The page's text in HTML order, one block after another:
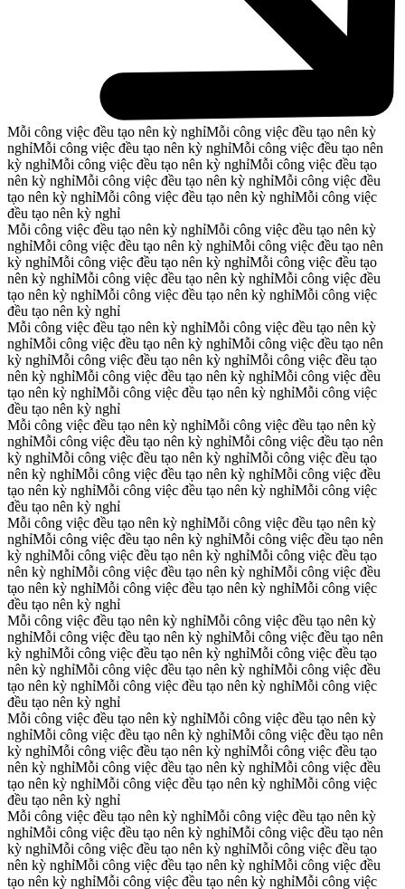
Mỗi công việc đều tạo nên kỳ nghỉMỗi công việc đều tạo nên kỳ
nghỉMỗi công việc đều tạo nên kỳ nghỉMỗi công việc đều tạo nên
kỳ nghỉMỗi công việc đều tạo nên kỳ nghỉMỗi công việc đều tạo
nên kỳ nghỉMỗi công việc đều tạo nên kỳ nghỉMỗi công việc đều
tạo nên kỳ nghỉMỗi công việc đều tạo nên kỳ nghỉMỗi công việc
đều tạo nên kỳ nghỉ
Mỗi công việc đều tạo nên kỳ nghỉMỗi công việc đều tạo nên kỳ
nghỉMỗi công việc đều tạo nên kỳ nghỉMỗi công việc đều tạo nên
kỳ nghỉMỗi công việc đều tạo nên kỳ nghỉMỗi công việc đều tạo
nên kỳ nghỉMỗi công việc đều tạo nên kỳ nghỉMỗi công việc đều
tạo nên kỳ nghỉMỗi công việc đều tạo nên kỳ nghỉMỗi công việc
đều tạo nên kỳ nghỉ
Mỗi công việc đều tạo nên kỳ nghỉMỗi công việc đều tạo nên kỳ
nghỉMỗi công việc đều tạo nên kỳ nghỉMỗi công việc đều tạo nên
kỳ nghỉMỗi công việc đều tạo nên kỳ nghỉMỗi công việc đều tạo
nên kỳ nghỉMỗi công việc đều tạo nên kỳ nghỉMỗi công việc đều
tạo nên kỳ nghỉMỗi công việc đều tạo nên kỳ nghỉMỗi công việc
đều tạo nên kỳ nghỉ
Mỗi công việc đều tạo nên kỳ nghỉMỗi công việc đều tạo nên kỳ
nghỉMỗi công việc đều tạo nên kỳ nghỉMỗi công việc đều tạo nên
kỳ nghỉMỗi công việc đều tạo nên kỳ nghỉMỗi công việc đều tạo
nên kỳ nghỉMỗi công việc đều tạo nên kỳ nghỉMỗi công việc đều
tạo nên kỳ nghỉMỗi công việc đều tạo nên kỳ nghỉMỗi công việc
đều tạo nên kỳ nghỉ
Mỗi công việc đều tạo nên kỳ nghỉMỗi công việc đều tạo nên kỳ
nghỉMỗi công việc đều tạo nên kỳ nghỉMỗi công việc đều tạo nên
kỳ nghỉMỗi công việc đều tạo nên kỳ nghỉMỗi công việc đều tạo
nên kỳ nghỉMỗi công việc đều tạo nên kỳ nghỉMỗi công việc đều
tạo nên kỳ nghỉMỗi công việc đều tạo nên kỳ nghỉMỗi công việc
đều tạo nên kỳ nghỉ
Mỗi công việc đều tạo nên kỳ nghỉMỗi công việc đều tạo nên kỳ
nghỉMỗi công việc đều tạo nên kỳ nghỉMỗi công việc đều tạo nên
kỳ nghỉMỗi công việc đều tạo nên kỳ nghỉMỗi công việc đều tạo
nên kỳ nghỉMỗi công việc đều tạo nên kỳ nghỉMỗi công việc đều
tạo nên kỳ nghỉMỗi công việc đều tạo nên kỳ nghỉMỗi công việc
đều tạo nên kỳ nghỉ
Mỗi công việc đều tạo nên kỳ nghỉMỗi công việc đều tạo nên kỳ
nghỉMỗi công việc đều tạo nên kỳ nghỉMỗi công việc đều tạo nên
kỳ nghỉMỗi công việc đều tạo nên kỳ nghỉMỗi công việc đều tạo
nên kỳ nghỉMỗi công việc đều tạo nên kỳ nghỉMỗi công việc đều
tạo nên kỳ nghỉMỗi công việc đều tạo nên kỳ nghỉMỗi công việc
đều tạo nên kỳ nghỉ
Mỗi công việc đều tạo nên kỳ nghỉMỗi công việc đều tạo nên kỳ
nghỉMỗi công việc đều tạo nên kỳ nghỉMỗi công việc đều tạo nên
kỳ nghỉMỗi công việc đều tạo nên kỳ nghỉMỗi công việc đều tạo
nên kỳ nghỉMỗi công việc đều tạo nên kỳ nghỉMỗi công việc đều
tạo nên kỳ nghỉMỗi công việc đều tạo nên kỳ nghỉMỗi công việc